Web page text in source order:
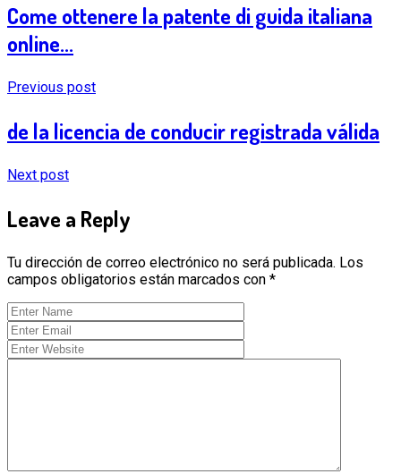
Come ottenere la patente di guida italiana
online...
Previous post
de la licencia de conducir registrada válida
Next post
Leave a Reply
Tu dirección de correo electrónico no será publicada. Los
campos obligatorios están marcados con *